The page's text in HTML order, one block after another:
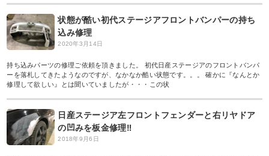
状態が酷い初代ステージアフロントバンパーの持ち
込み修理
2020年3月14日
持ち込みパーツの修理ご依頼を頂きました。 初代日産ステージアのフロントバンパ
ーを落札してきたようなのですが、なかなか酷い状態です。。。 確かに『なんとか
修理して欲しい』とは聞いていましたが・・・この状
日産ステージア左フロントフェンダーと右リヤドア
の凹みを板金修理‼︎
2018年9月6日